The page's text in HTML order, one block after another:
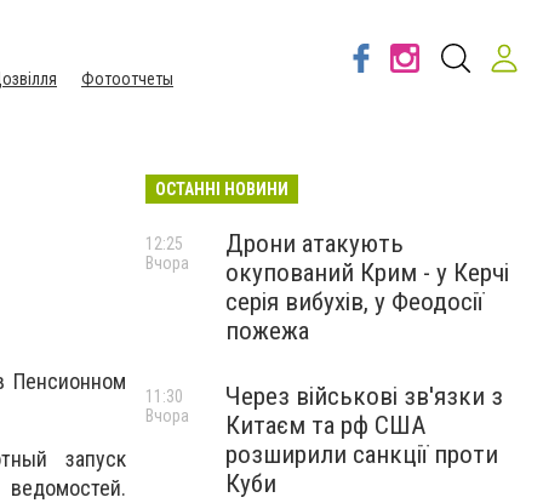
Фотоотчеты
Пенсионном
запуск
ОСТАННІ НОВИНИ
Дрони атакують
окупований Крим - у Керчі
серія вибухів, у Феодосії
пожежа
12:25
Вчора
Через військові зв'язки з
Китаєм та рф США
розширили санкції проти
Куби
11:30
Вчора